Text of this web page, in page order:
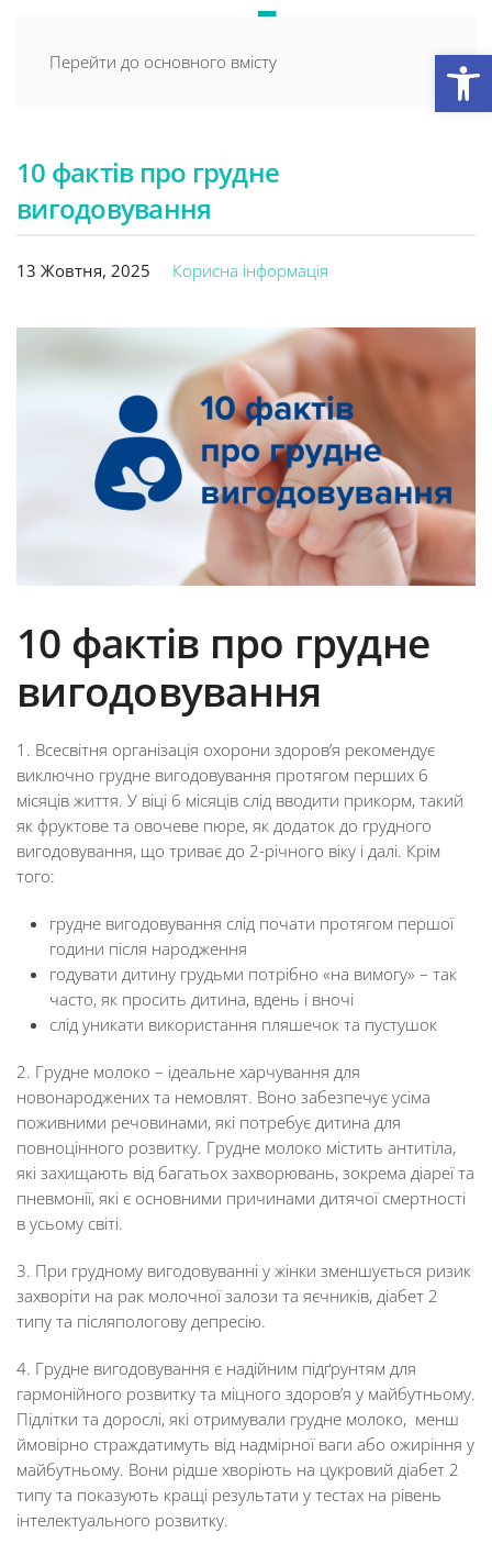
Перейти до основного вмісту
10 фактів про грудне
вигодовування
13 Жовтня, 2025 Корисна інформація
10 фактів про грудне
вигодовування
1. Всесвітня організація охорони здоров’я рекомендує
виключно грудне вигодовування протягом перших 6
місяців життя. У віці 6 місяців слід вводити прикорм, такий
як фруктове та овочеве пюре, як додаток до грудного
вигодовування, що триває до 2-річного віку і далі. Крім
того:
грудне вигодовування слід почати протягом першої
години після народження
годувати дитину грудьми потрібно «на вимогу» – так
часто, як просить дитина, вдень і вночі
​слід уникати використання пляшечок та пустушок
2. Грудне молоко – ідеальне харчування для
новонароджених та немовлят. Воно забезпечує усіма
поживними речовинами, які потребує дитина для
повноцінного розвитку. Грудне молоко містить антитіла,
які захищають від багатьох захворювань, зокрема діареї та
пневмонії, які є основними причинами дитячої смертності
в усьому світі.
3. При грудному вигодовуванні у жінки зменшується ризик
захворіти на рак молочної залози та яєчників, діабет 2
типу та післяпологову депресію.
4. Грудне вигодовування є надійним підґрунтям для
гармонійного розвитку та міцного здоров’я у майбутньому.
Підлітки та дорослі, які отримували грудне молоко, менш
ймовірно страждатимуть від надмірної ваги або ожиріння у
майбутньому. Вони рідше хворіють на цукровий діабет 2
типу та показують кращі результати у тестах на рівень
інтелектуального розвитку.